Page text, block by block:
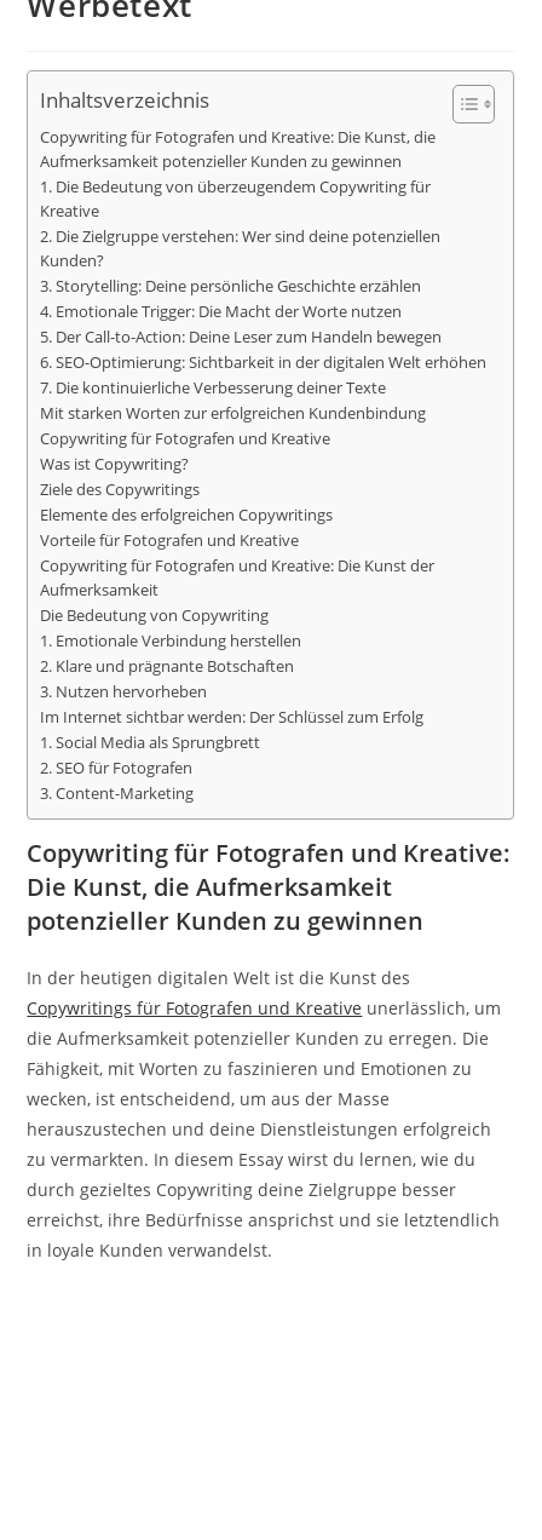
Inhaltsverzeichnis
Copywriting für Fotografen und Kreative: Die Kunst, die
Aufmerksamkeit potenzieller Kunden zu gewinnen
1. Die Bedeutung von überzeugendem Copywriting für
Kreative
2. Die Zielgruppe verstehen: Wer sind deine potenziellen
Kunden?
3. Storytelling: Deine persönliche Geschichte erzählen
4. Emotionale Trigger: Die Macht der Worte nutzen
5. Der Call-to-Action: Deine Leser zum Handeln bewegen
6. SEO-Optimierung: Sichtbarkeit in der digitalen Welt erhöhen
7. Die kontinuierliche Verbesserung deiner Texte
Mit starken Worten zur erfolgreichen Kundenbindung
Copywriting für Fotografen und Kreative
Was ist Copywriting?
Ziele des Copywritings
Elemente des erfolgreichen Copywritings
Vorteile für Fotografen und Kreative
Copywriting für Fotografen und Kreative: Die Kunst der
Aufmerksamkeit
Die Bedeutung von Copywriting
1. Emotionale Verbindung herstellen
2. Klare und prägnante Botschaften
3. Nutzen hervorheben
Im Internet sichtbar werden: Der Schlüssel zum Erfolg
1. Social Media als Sprungbrett
2. SEO für Fotografen
3. Content-Marketing
Copywriting für Fotografen und Kreative:
Die Kunst, die Aufmerksamkeit
potenzieller Kunden zu gewinnen
In der heutigen digitalen Welt ist die Kunst des
Copywritings für Fotografen und Kreative unerlässlich, um
die Aufmerksamkeit potenzieller Kunden zu erregen. Die
Fähigkeit, mit Worten zu faszinieren und Emotionen zu
wecken, ist entscheidend, um aus der Masse
herauszustechen und deine Dienstleistungen erfolgreich
zu vermarkten. In diesem Essay wirst du lernen, wie du
durch gezieltes Copywriting deine Zielgruppe besser
erreichst, ihre Bedürfnisse ansprichst und sie letztendlich
in loyale Kunden verwandelst.